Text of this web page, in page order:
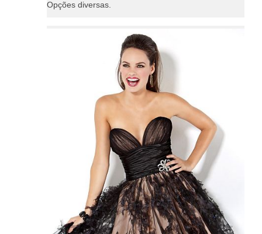
Opções diversas.